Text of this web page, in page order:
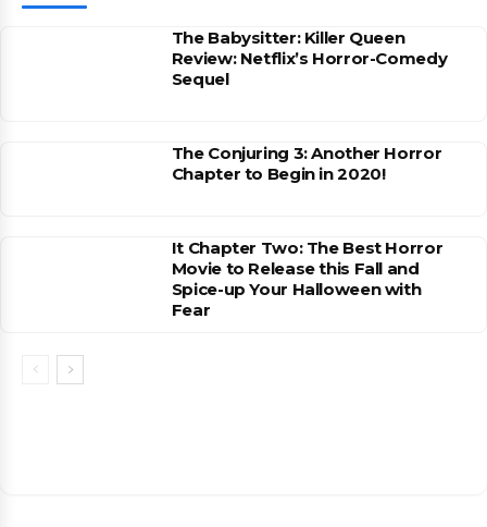
The Babysitter: Killer Queen
Review: Netflix’s Horror-Comedy
Sequel
The Conjuring 3: Another Horror
Chapter to Begin in 2020!
It Chapter Two: The Best Horror
Movie to Release this Fall and
Spice-up Your Halloween with
Fear